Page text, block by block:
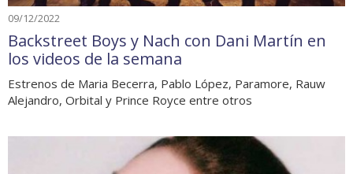
09/12/2022
Backstreet Boys y Nach con Dani Martín en
los videos de la semana
Estrenos de Maria Becerra, Pablo López, Paramore, Rauw
Alejandro, Orbital y Prince Royce entre otros